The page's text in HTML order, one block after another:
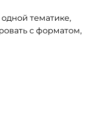
одной тематике,
с форматом,